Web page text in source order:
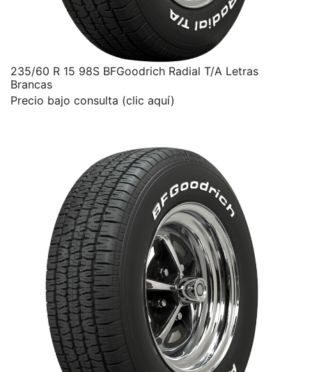
235/60 R 15 98S BFGoodrich Radial T/A Letras
Brancas
Precio bajo consulta (clic aquí)